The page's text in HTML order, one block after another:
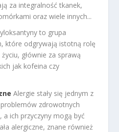
za integralność tkanek,
oraz wiele innych...
to grupa
które odgrywają istotną rolę
głównie za sprawą
jak kofeina czy
Alergie stały się jednym z
zdrowotnych
a ich przyczyny mogą być
alergiczne, znane również